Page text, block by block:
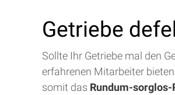
Getriebe
Sollte Ihr Getriebe mal den
erfahrenen Mitarbeiter
somit das Rundum-